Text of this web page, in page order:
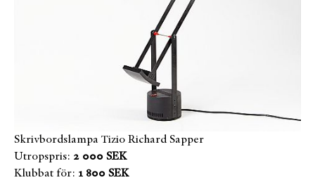
Skrivbordslampa Tizio Richard Sapper
Utropspris: 2 000 SEK
Klubbat för: 1 800 SEK